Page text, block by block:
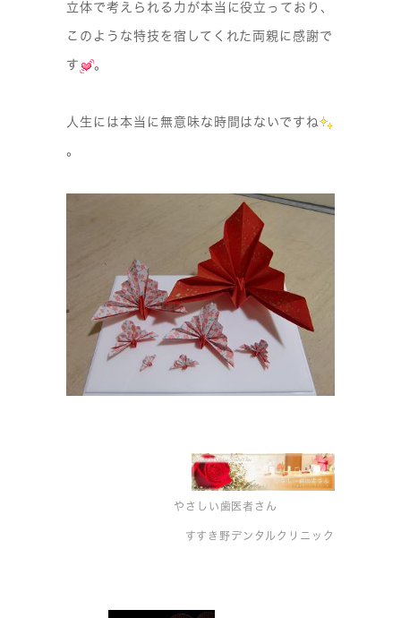
立体で考えられる力が本当に役立っており、
このような特技を宿してくれた両親に感謝で
す 。
人生には本当に無意味な時間はないですね
。
やさしい歯医者さん
すすき野デンタルクリニック